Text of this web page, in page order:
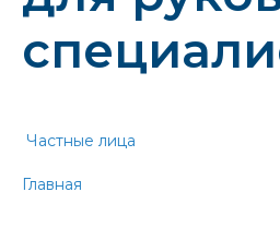
Программа лояльности
Подарить сертификат на
Частные лица
Главная